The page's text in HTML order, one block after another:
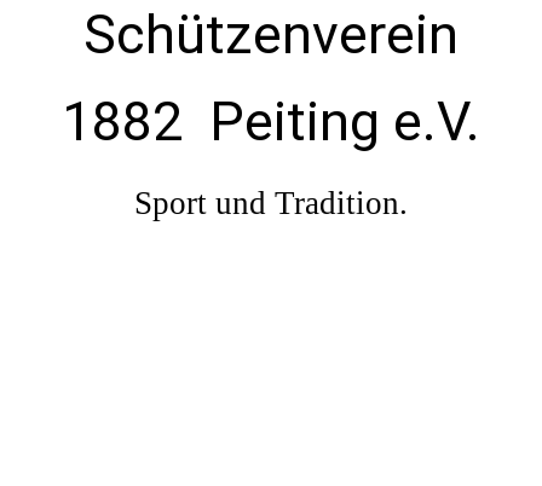
Schützenverein
1882 Peiting e.V.
Sport und Tradition.